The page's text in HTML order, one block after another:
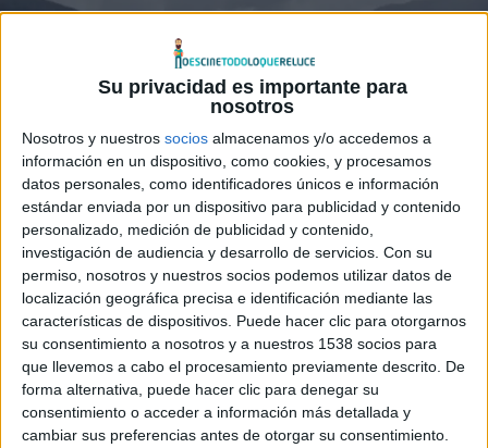
Su privacidad es importante para
nosotros
Nosotros y nuestros socios almacenamos y/o accedemos a
información en un dispositivo, como cookies, y procesamos
datos personales, como identificadores únicos e información
estándar enviada por un dispositivo para publicidad y contenido
personalizado, medición de publicidad y contenido,
investigación de audiencia y desarrollo de servicios. Con su
permiso, nosotros y nuestros socios podemos utilizar datos de
localización geográfica precisa e identificación mediante las
características de dispositivos. Puede hacer clic para otorgarnos
su consentimiento a nosotros y a nuestros 1538 socios para
que llevemos a cabo el procesamiento previamente descrito. De
forma alternativa, puede hacer clic para denegar su
consentimiento o acceder a información más detallada y
cambiar sus preferencias antes de otorgar su consentimiento.
© − Todos los derechos reservados